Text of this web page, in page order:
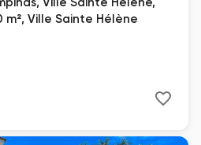
Ville Sainte Hélène